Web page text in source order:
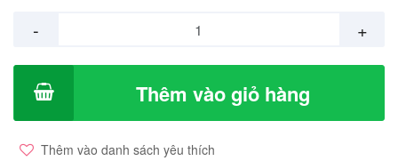
- +
Thêm vào giỏ hàng
Thêm vào danh sách yêu thích